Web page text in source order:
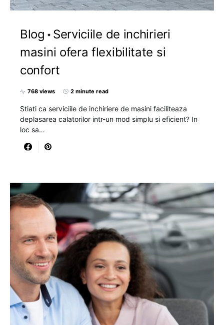
Blog
Serviciile de inchirieri
masini ofera flexibilitate si
confort
768 views 2 minute read
Stiati ca serviciile de inchiriere de masini faciliteaza
deplasarea calatorilor intr-un mod simplu si eficient? In
loc sa…